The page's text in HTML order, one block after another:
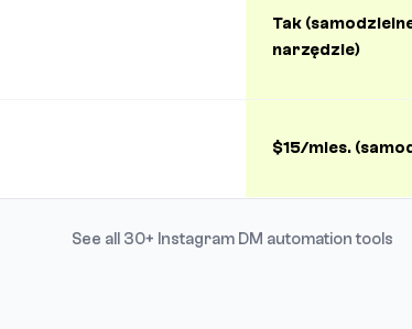
Tak
narzędzie)
$15/mies.
See all 30+ Instagram DM automation tools